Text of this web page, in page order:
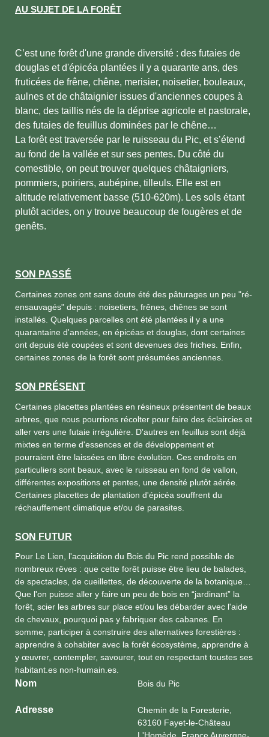
AU SUJET DE LA FORÊT
C’est une forêt d'une grande diversité : des futaies de
douglas et d'épicéa plantées il y a quarante ans, des
fruticées de frêne, chêne, merisier, noisetier, bouleaux,
aulnes et de châtaignier issues d'anciennes coupes à
blanc, des taillis nés de la déprise agricole et pastorale,
des futaies de feuillus dominées par le chêne…
La forêt est traversée par le ruisseau du Pic, et s’étend
au fond de la vallée et sur ses pentes. Du côté du
comestible, on peut trouver quelques châtaigniers,
pommiers, poiriers, aubépine, tilleuls. Elle est en
altitude relativement basse (510-620m). Les sols étant
plutôt acides, on y trouve beaucoup de fougères et de
genêts.
SON PASSÉ
Certaines zones ont sans doute été des pâturages un peu "ré-
ensauvagés" depuis : noisetiers, frênes, chênes se sont
installés. Quelques parcelles ont été plantées il y a une
quarantaine d'années, en épicéas et douglas, dont certaines
ont depuis été coupées et sont devenues des friches. Enfin,
certaines zones de la forêt sont présumées anciennes.
SON PRÉSENT
Certaines placettes plantées en résineux présentent de beaux
arbres, que nous pourrions récolter pour faire des éclaircies et
aller vers une futaie irrégulière. D'autres en feuillus sont déjà
mixtes en terme d'essences et de développement et
pourraient être laissées en libre évolution. Ces endroits en
particuliers sont beaux, avec le ruisseau en fond de vallon,
différentes expositions et pentes, une densité plutôt aérée.
Certaines placettes de plantation d'épicéa souffrent du
réchauffement climatique et/ou de parasites.
SON FUTUR
Pour Le Lien, l'acquisition du Bois du Pic rend possible de
nombreux rêves : que cette forêt puisse être lieu de balades,
de spectacles, de cueillettes, de découverte de la botanique…
Que l'on puisse aller y faire un peu de bois en “jardinant” la
forêt, scier les arbres sur place et/ou les débarder avec l'aide
de chevaux, pourquoi pas y fabriquer des cabanes. En
somme, participer à construire des alternatives forestières :
apprendre à cohabiter avec la forêt écosystème, apprendre à
y œuvrer, contempler, savourer, tout en respectant toustes ses
habitant.es non-humain.es.
Nom Bois du Pic
Adresse
Chemin de la Foresterie,
63160 Fayet-le-Château